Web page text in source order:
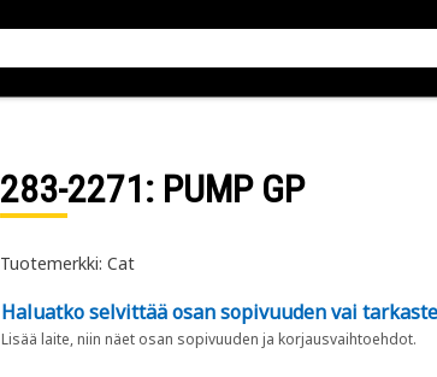
283-2271: PUMP GP
Tuotemerkki: Cat
Haluatko selvittää osan sopivuuden vai
Lisää laite, niin näet osan sopivuuden ja korjausvaihtoehdot.